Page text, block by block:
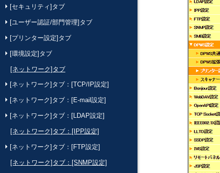
[セキュリティ]タブ
[ユーザー認証/部門管理]タブ
[プリンター設定]タブ
[環境設定]タブ
[ネットワーク]タブ
[ネットワーク]タブ：[TCP/IP設定]
[ネットワーク]タブ：[E-mail設定]
[ネットワーク]タブ：[LDAP設定]
[ネットワーク]タブ：[IPP設定]
[ネットワーク]タブ：[FTP設定]
[ネットワーク]タブ：[SNMP設定]